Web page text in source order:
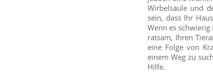
Wirbelsäule und
sein, dass Ihr
Wenn es
ratsam, Ihren
eine Folge von
einem Weg zu
Hilfe.